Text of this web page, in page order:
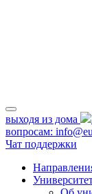
выходя из дома
вопросам:
Чат поддержки